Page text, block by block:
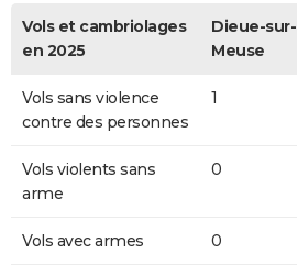
Vols et cambriolages
en 2025
Dieue-sur-
Meuse
Vols sans violence
contre des personnes
1
Vols violents sans
arme
0
Vols avec armes 0